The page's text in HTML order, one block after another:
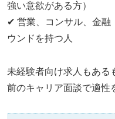
強い意欲がある方）
✔ 営業、コンサル、金融
ウンドを持つ人
未経験者向け求人もある
前のキャリア面談で適性